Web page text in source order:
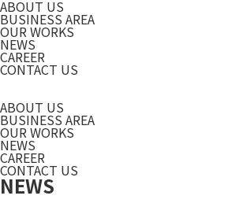
ABOUT US
BUSINESS AREA
OUR WORKS
NEWS
CAREER
CONTACT US
ABOUT US
BUSINESS AREA
OUR WORKS
NEWS
CAREER
CONTACT US
NEWS